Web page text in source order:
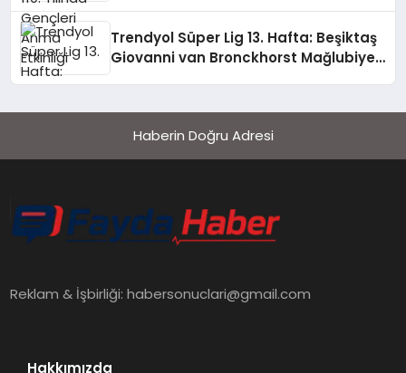
Trendyol Süper Lig 13. Hafta: Beşiktaş
Giovanni van Bronckhorst Mağlubiyeti
Haberin Doğru Adresi
Reklam & İşbirliği:habersonuclari@gmail.com
Hakkımızda